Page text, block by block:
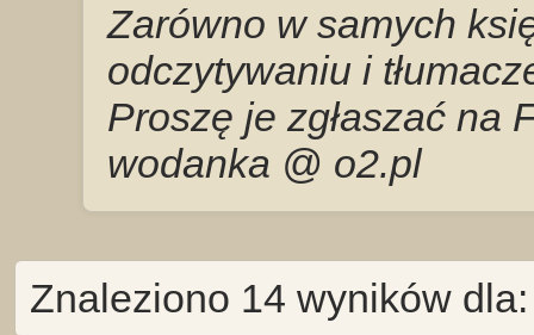
Zarówno w samych
odczytywaniu i
Proszę je zgłaszać na
wodanka @ o2.pl
Znaleziono 14 wyników dla: